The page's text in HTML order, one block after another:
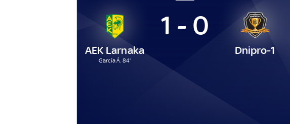
AEK Larnaka
García Á. 84'
1 - 0
Dnipro-1